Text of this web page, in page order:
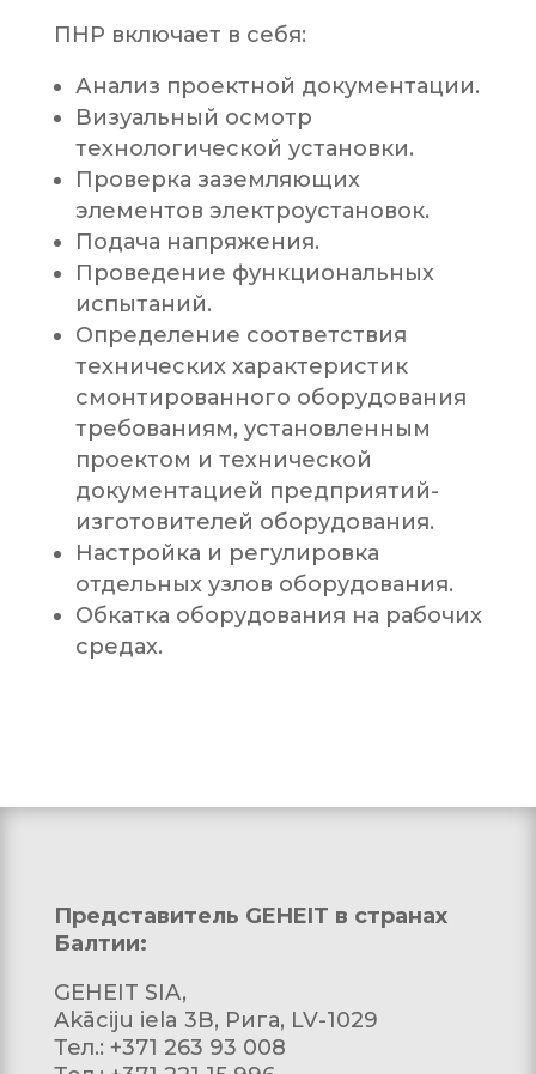
ПНР включает в себя:
Анализ проектной документации.
Визуальный осмотр
технологической установки.
Проверка заземляющих
элементов электроустановок.
Подача напряжения.
Проведение функциональных
испытаний.
Определение соответствия
технических характеристик
смонтированного оборудования
требованиям, установленным
проектом и технической
документацией предприятий-
изготовителей оборудования.
Настройка и регулировка
отдельных узлов оборудования.
Обкатка оборудования на рабочих
средах.
Представитель GEHEIT в странах
Балтии:
GEHEIT SIA,
Akāciju iela 3B, Рига, LV-1029
Тел.: +371 263 93 008